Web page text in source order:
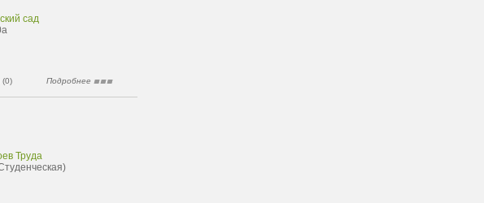
сад
(0) Подробнее
Труда